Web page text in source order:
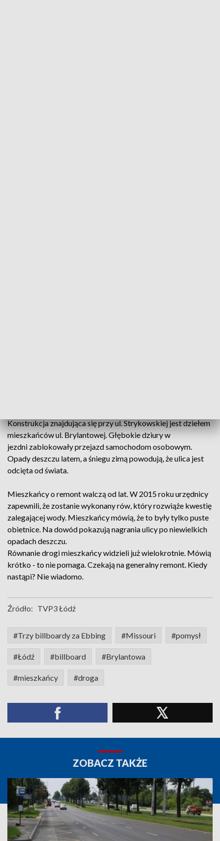
Konstrukcja znajdująca się przy ul. Strykowskiej jest dziełem
mieszkańców ul. Brylantowej. Głębokie dziury w
jezdni zablokowały przejazd samochodom osobowym.
Opady deszczu latem, a śniegu zimą powodują, że ulica jest
odcięta od świata.
Mieszkańcy o remont walczą od lat. W 2015 roku urzędnicy
zapewnili, że zostanie wykonany rów, który rozwiąże kwestię
zalegającej wody. Mieszkańcy mówią, że to były tylko puste
obietnice. Na dowód pokazują nagrania ulicy po niewielkich
opadach deszczu.
Równanie drogi mieszkańcy widzieli już wielokrotnie. Mówią
krótko - to nie pomaga. Czekają na generalny remont. Kiedy
nastąpi? Nie wiadomo.
Źródło: TVP3 Łódź
#Trzy billboardy za Ebbing #Missouri #pomysł
#Łódź #billboard #Brylantowa
#mieszkańcy #droga
ZOBACZ TAKŻE